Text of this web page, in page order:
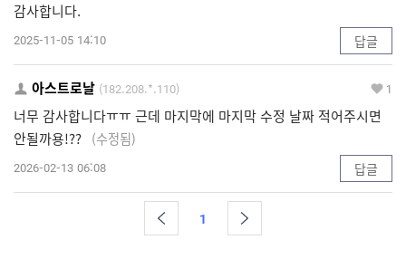
감사합니다.
2025-11-05 14:10 답글
아스트로날 (182.208.*.110) 1
너무 감사합니다ㅠㅠ 근데 마지막에 마지막 수정 날짜 적어주시면
안될까용!?? (수정됨)
2026-02-13 06:08 답글
1